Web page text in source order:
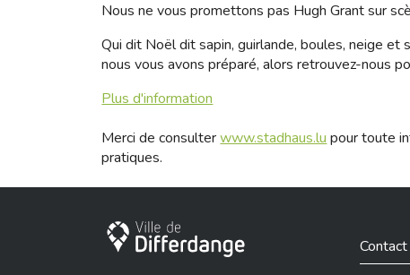
Nous ne vous promettons pas Hugh Grant sur
Qui dit Noël dit sapin, guirlande, boules, neige et
nous vous avons préparé, alors retrouvez-nous
Plus d'information
Merci de consulterwww.stadhaus.lu pour toute
pratiques.
City of Differdange
Contact